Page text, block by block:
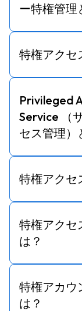
ー特権管理
特権アクセ
Privileged
Service （
セス管理）
特権アクセ
特権アクセ
は？
特権アカウ
は？